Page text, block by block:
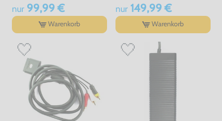
nur99,99 €
Warenkorb
nur149,99 €
Warenkorb